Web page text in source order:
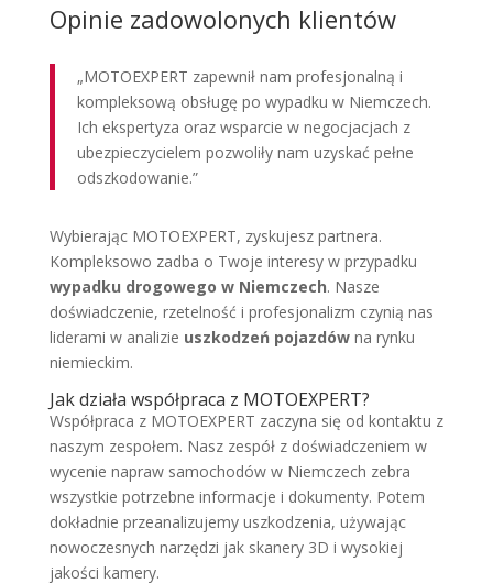
Opinie zadowolonych klientów
„MOTOEXPERT zapewnił nam profesjonalną i
kompleksową obsługę po wypadku w Niemczech.
Ich ekspertyza oraz wsparcie w negocjacjach z
ubezpieczycielem pozwoliły nam uzyskać pełne
odszkodowanie.”
Wybierając MOTOEXPERT, zyskujesz partnera.
Kompleksowo zadba o Twoje interesy w przypadku
wypadku drogowego w Niemczech. Nasze
doświadczenie, rzetelność i profesjonalizm czynią nas
liderami w analizie uszkodzeń pojazdówna rynku
niemieckim.
Jak działa współpraca z MOTOEXPERT?
Współpraca z MOTOEXPERT zaczyna się od kontaktu z
naszym zespołem. Nasz zespół z doświadczeniem w
wycenie napraw samochodów w Niemczech zebra
wszystkie potrzebne informacje i dokumenty. Potem
dokładnie przeanalizujemy uszkodzenia, używając
nowoczesnych narzędzi jak skanery 3D i wysokiej
jakości kamery.